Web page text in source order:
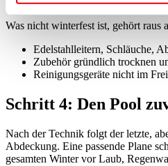
Was nicht winterfest ist, gehört raus
Edelstahlleitern, Schläuche,
Zubehör gründlich trocknen
Reinigungsgeräte nicht im
Schritt 4: Den Pool
Nach der Technik folgt der letzte,
Abdeckung. Eine passende Plane
gesamten Winter vor Laub,